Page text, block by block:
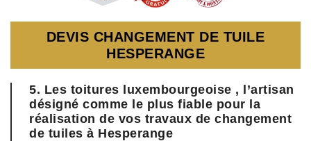
DEVIS CHANGEMENT DE TUILE
HESPERANGE
5. Les toitures luxembourgeoise , l’artisan
désigné comme le plus fiable pour la
réalisation de vos travaux de changement
de tuiles à Hesperange